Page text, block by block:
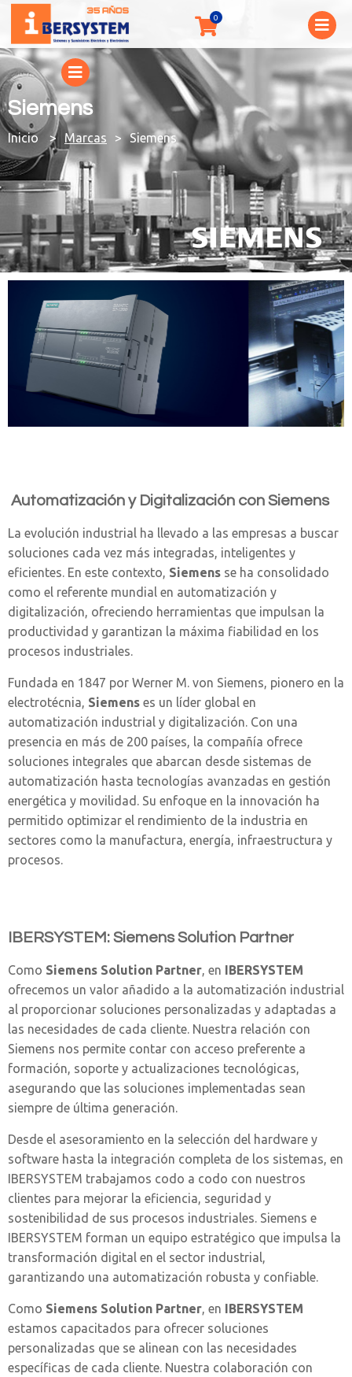
Siemens
You are here:Marcas Siemens
Automatización y Digitalización con Siemens
La evolución industrial ha llevado a las empresas a buscar
soluciones cada vez más integradas, inteligentes y
eficientes. En este contexto, Siemens se ha consolidado
como el referente mundial en automatización y
digitalización, ofreciendo herramientas que impulsan la
productividad y garantizan la máxima fiabilidad en los
procesos industriales.
Fundada en 1847 por Werner M. von Siemens, pionero en la
electrotécnia, Siemens es un líder global en
automatización industrial y digitalización. Con una
presencia en más de 200 países, la compañía ofrece
soluciones integrales que abarcan desde sistemas de
automatización hasta tecnologías avanzadas en gestión
energética y movilidad. Su enfoque en la innovación ha
permitido optimizar el rendimiento de la industria en
sectores como la manufactura, energía, infraestructura y
procesos.
IBERSYSTEM: Siemens Solution Partner
Como Siemens Solution Partner, en IBERSYSTEM
ofrecemos un valor añadido a la automatización industrial
al proporcionar soluciones personalizadas y adaptadas a
las necesidades de cada cliente. Nuestra relación con
Siemens nos permite contar con acceso preferente a
formación, soporte y actualizaciones tecnológicas,
asegurando que las soluciones implementadas sean
siempre de última generación.
Desde el asesoramiento en la selección del hardware y
software hasta la integración completa de los sistemas, en
IBERSYSTEM trabajamos codo a codo con nuestros
clientes para mejorar la eficiencia, seguridad y
sostenibilidad de sus procesos industriales. Siemens e
IBERSYSTEM forman un equipo estratégico que impulsa la
transformación digital en el sector industrial,
garantizando una automatización robusta y confiable.
Como Siemens Solution Partner, en IBERSYSTEM
estamos capacitados para ofrecer soluciones
personalizadas que se alinean con las necesidades
específicas de cada cliente. Nuestra colaboración con